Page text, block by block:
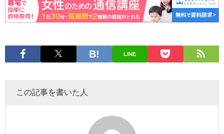
LINE
この記事を書いた人